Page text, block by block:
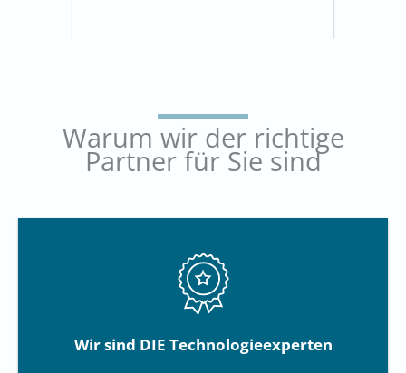
Warum wir der richtige
Partner für Sie sind
Wir sind DIE Technologieexperten